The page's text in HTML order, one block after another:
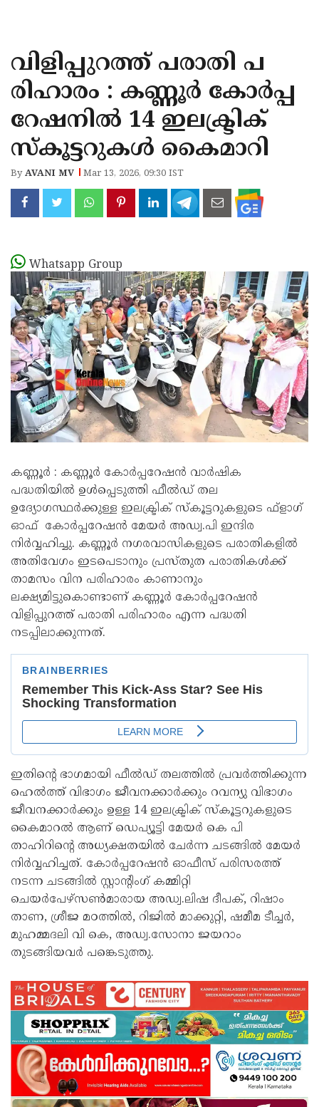
KANNUR
KASARAGOD
വിളിപ്പുറത്ത് പരാതി പ
രിഹാരം : കണ്ണൂർ കോർപ്പ
റേഷനിൽ 14 ഇലക്ട്രിക്
സ്കൂട്ടറുകൾ കൈമാറി
ByAVANI MV Mar 13, 2026, 09:30 IST
Whatsapp Group
കണ്ണൂര്‍ : കണ്ണൂർ കോര്‍പ്പറേഷന്‍ വാര്‍ഷിക
പദ്ധതിയില്‍ ഉള്‍പ്പെടുത്തി ഫീല്‍ഡ് തല
ഉദ്യോഗസ്ഥര്‍ക്കുള്ള ഇലക്ട്രിക് സ്കൂട്ടറുകളുടെ ഫ്ളാഗ്
ഓഫ് കോര്‍പ്പറേഷന്‍ മേയര്‍ അഡ്വ.പി ഇന്ദിര
നിര്‍വ്വഹിച്ചു. കണ്ണൂര്‍ നഗരവാസികളുടെ പരാതികളില്‍
അതിവേഗം ഇടപെടാനും പ്രസ്തുത പരാതികള്‍ക്ക്
താമസം വിന പരിഹാരം കാണാനും
ലക്ഷ്യമിട്ടുകൊണ്ടാണ് കണ്ണൂര്‍ കോര്‍പ്പറേഷന്‍
വിളിപ്പുറത്ത് പരാതി പരിഹാരം എന്ന പദ്ധതി
നടപ്പിലാക്കുന്നത്.
ഇതിന്‍റെ ഭാഗമായി ഫീല്‍ഡ് തലത്തില്‍ പ്രവര്‍ത്തിക്കുന്ന
ഹെല്‍ത്ത് വിഭാഗം ജീവനക്കാര്‍ക്കും റവന്യു വിഭാഗം
ജീവനക്കാര്‍ക്കും ഉള്ള 14 ഇലക്ട്രിക് സ്കൂട്ടറുകളുടെ
കൈമാറല്‍ ആണ് ഡെപ്യൂട്ടി മേയര്‍ കെ പി
താഹിറിന്‍റെ അധ്യക്ഷതയില്‍ ചേര്‍ന്ന ചടങ്ങില്‍ മേയര്‍
നിര്‍വ്വഹിച്ചത്. കോര്‍പ്പറേഷന്‍ ഓഫീസ് പരിസരത്ത്
നടന്ന ചടങ്ങില്‍ സ്റ്റാന്‍റിംഗ് കമ്മിറ്റി
ചെയര്‍പേഴ്സണ്‍മാരായ അഡ്വ.ലിഷ ദീപക്, റിഷാം
താണ, ശ്രീജ മഠത്തില്‍, റിജില്‍ മാക്കുറ്റി, ഷമീമ ടീച്ചർ,
മുഹമ്മദലി വി കെ, അഡ്വ.സോനാ ജയറാം
തുടങ്ങിയവര്‍ പങ്കെടുത്തു.